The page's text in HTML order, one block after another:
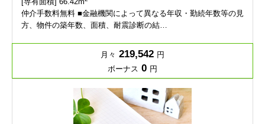
仲介手数料無料 ■金融機関によって異なる年収・勤続年数等の見
方、物件の築年数、面積、耐震診断の結…
月々 219,542 円
ボーナス 0 円